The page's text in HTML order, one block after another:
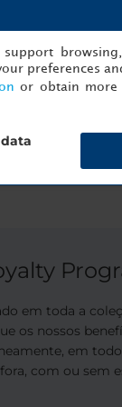
fora
em toda a
os nossos
em
com ou sem
preferences
or obtain